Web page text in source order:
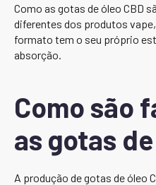
Como as gotas de óleo CBD
diferentes dos produtos
formato tem o seu próprio
absorção.
Como são
as gotas
A produção de gotas de óleo